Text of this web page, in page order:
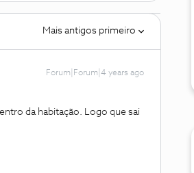
Mais antigos primeiro
Forum|Forum|4 years ago
da habitação. Logo que sai